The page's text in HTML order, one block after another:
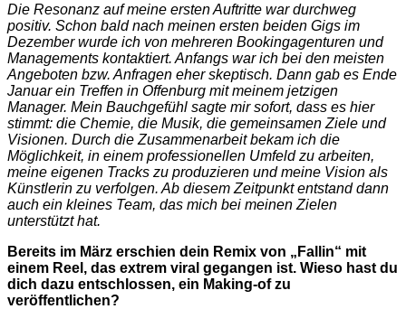
Die Resonanz auf meine ersten Auftritte war durchweg
positiv. Schon bald nach meinen ersten beiden Gigs im
Dezember wurde ich von mehreren Bookingagenturen und
Managements kontaktiert. Anfangs war ich bei den meisten
Angeboten bzw. Anfragen eher skeptisch. Dann gab es Ende
Januar ein Treffen in Offenburg mit meinem jetzigen
Manager. Mein Bauchgefühl sagte mir sofort, dass es hier
stimmt: die Chemie, die Musik, die gemeinsamen Ziele und
Visionen. Durch die Zusammenarbeit bekam ich die
Möglichkeit, in einem professionellen Umfeld zu arbeiten,
meine eigenen Tracks zu produzieren und meine Vision als
Künstlerin zu verfolgen. Ab diesem Zeitpunkt entstand dann
auch ein kleines Team, das mich bei meinen Zielen
unterstützt hat.
Bereits im März erschien dein Remix von „Fallin“ mit
einem Reel, das extrem viral gegangen ist. Wieso hast du
dich dazu entschlossen, ein Making-of zu
veröffentlichen?